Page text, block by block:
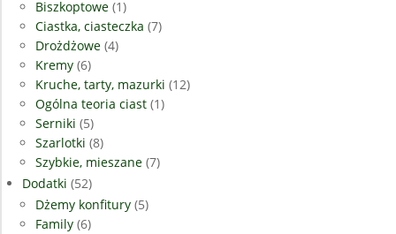
Biszkoptowe (1)
Ciastka, ciasteczka (7)
Drożdżowe (4)
Kremy (6)
Kruche, tarty, mazurki (12)
Ogólna teoria ciast (1)
Serniki (5)
Szarlotki (8)
Szybkie, mieszane (7)
Dodatki (52)
Dżemy konfitury (5)
Family (6)